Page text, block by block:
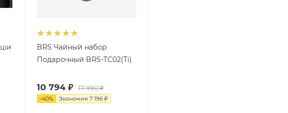
BRS Чайный набор
Подарочный BRS-TС02(Ti)
10 794₽ 17 990₽
-40% Экономия 7 196₽